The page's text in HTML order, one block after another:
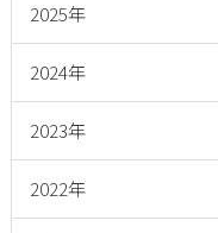
2025年
2024年
2023年
2022年